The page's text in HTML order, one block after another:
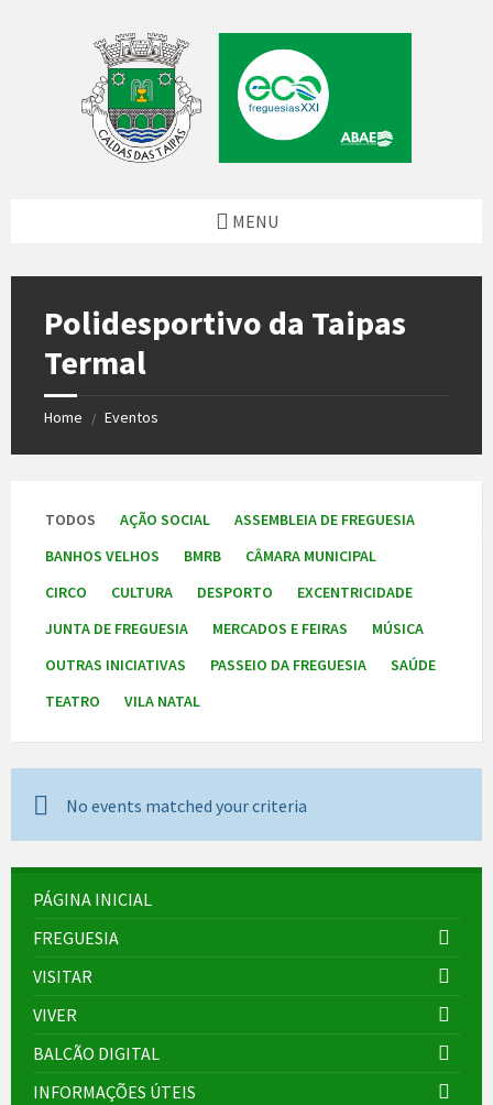
MENU
Polidesportivo da Taipas
Termal
Home / Eventos
TODOS AÇÃO SOCIAL
ASSEMBLEIA DE FREGUESIA
BANHOS VELHOS
BMRB
CÂMARA MUNICIPAL
CIRCO
CULTURA DESPORTO
EXCENTRICIDADE
JUNTA DE FREGUESIA
MERCADOS E FEIRAS
MÚSICA
OUTRAS INICIATIVAS
PASSEIO DA FREGUESIA
SAÚDE
TEATRO
VILA NATAL
No events matched your criteria
PÁGINA INICIAL
FREGUESIA
VISITAR
VIVER
BALCÃO DIGITAL
INFORMAÇÕES ÚTEIS